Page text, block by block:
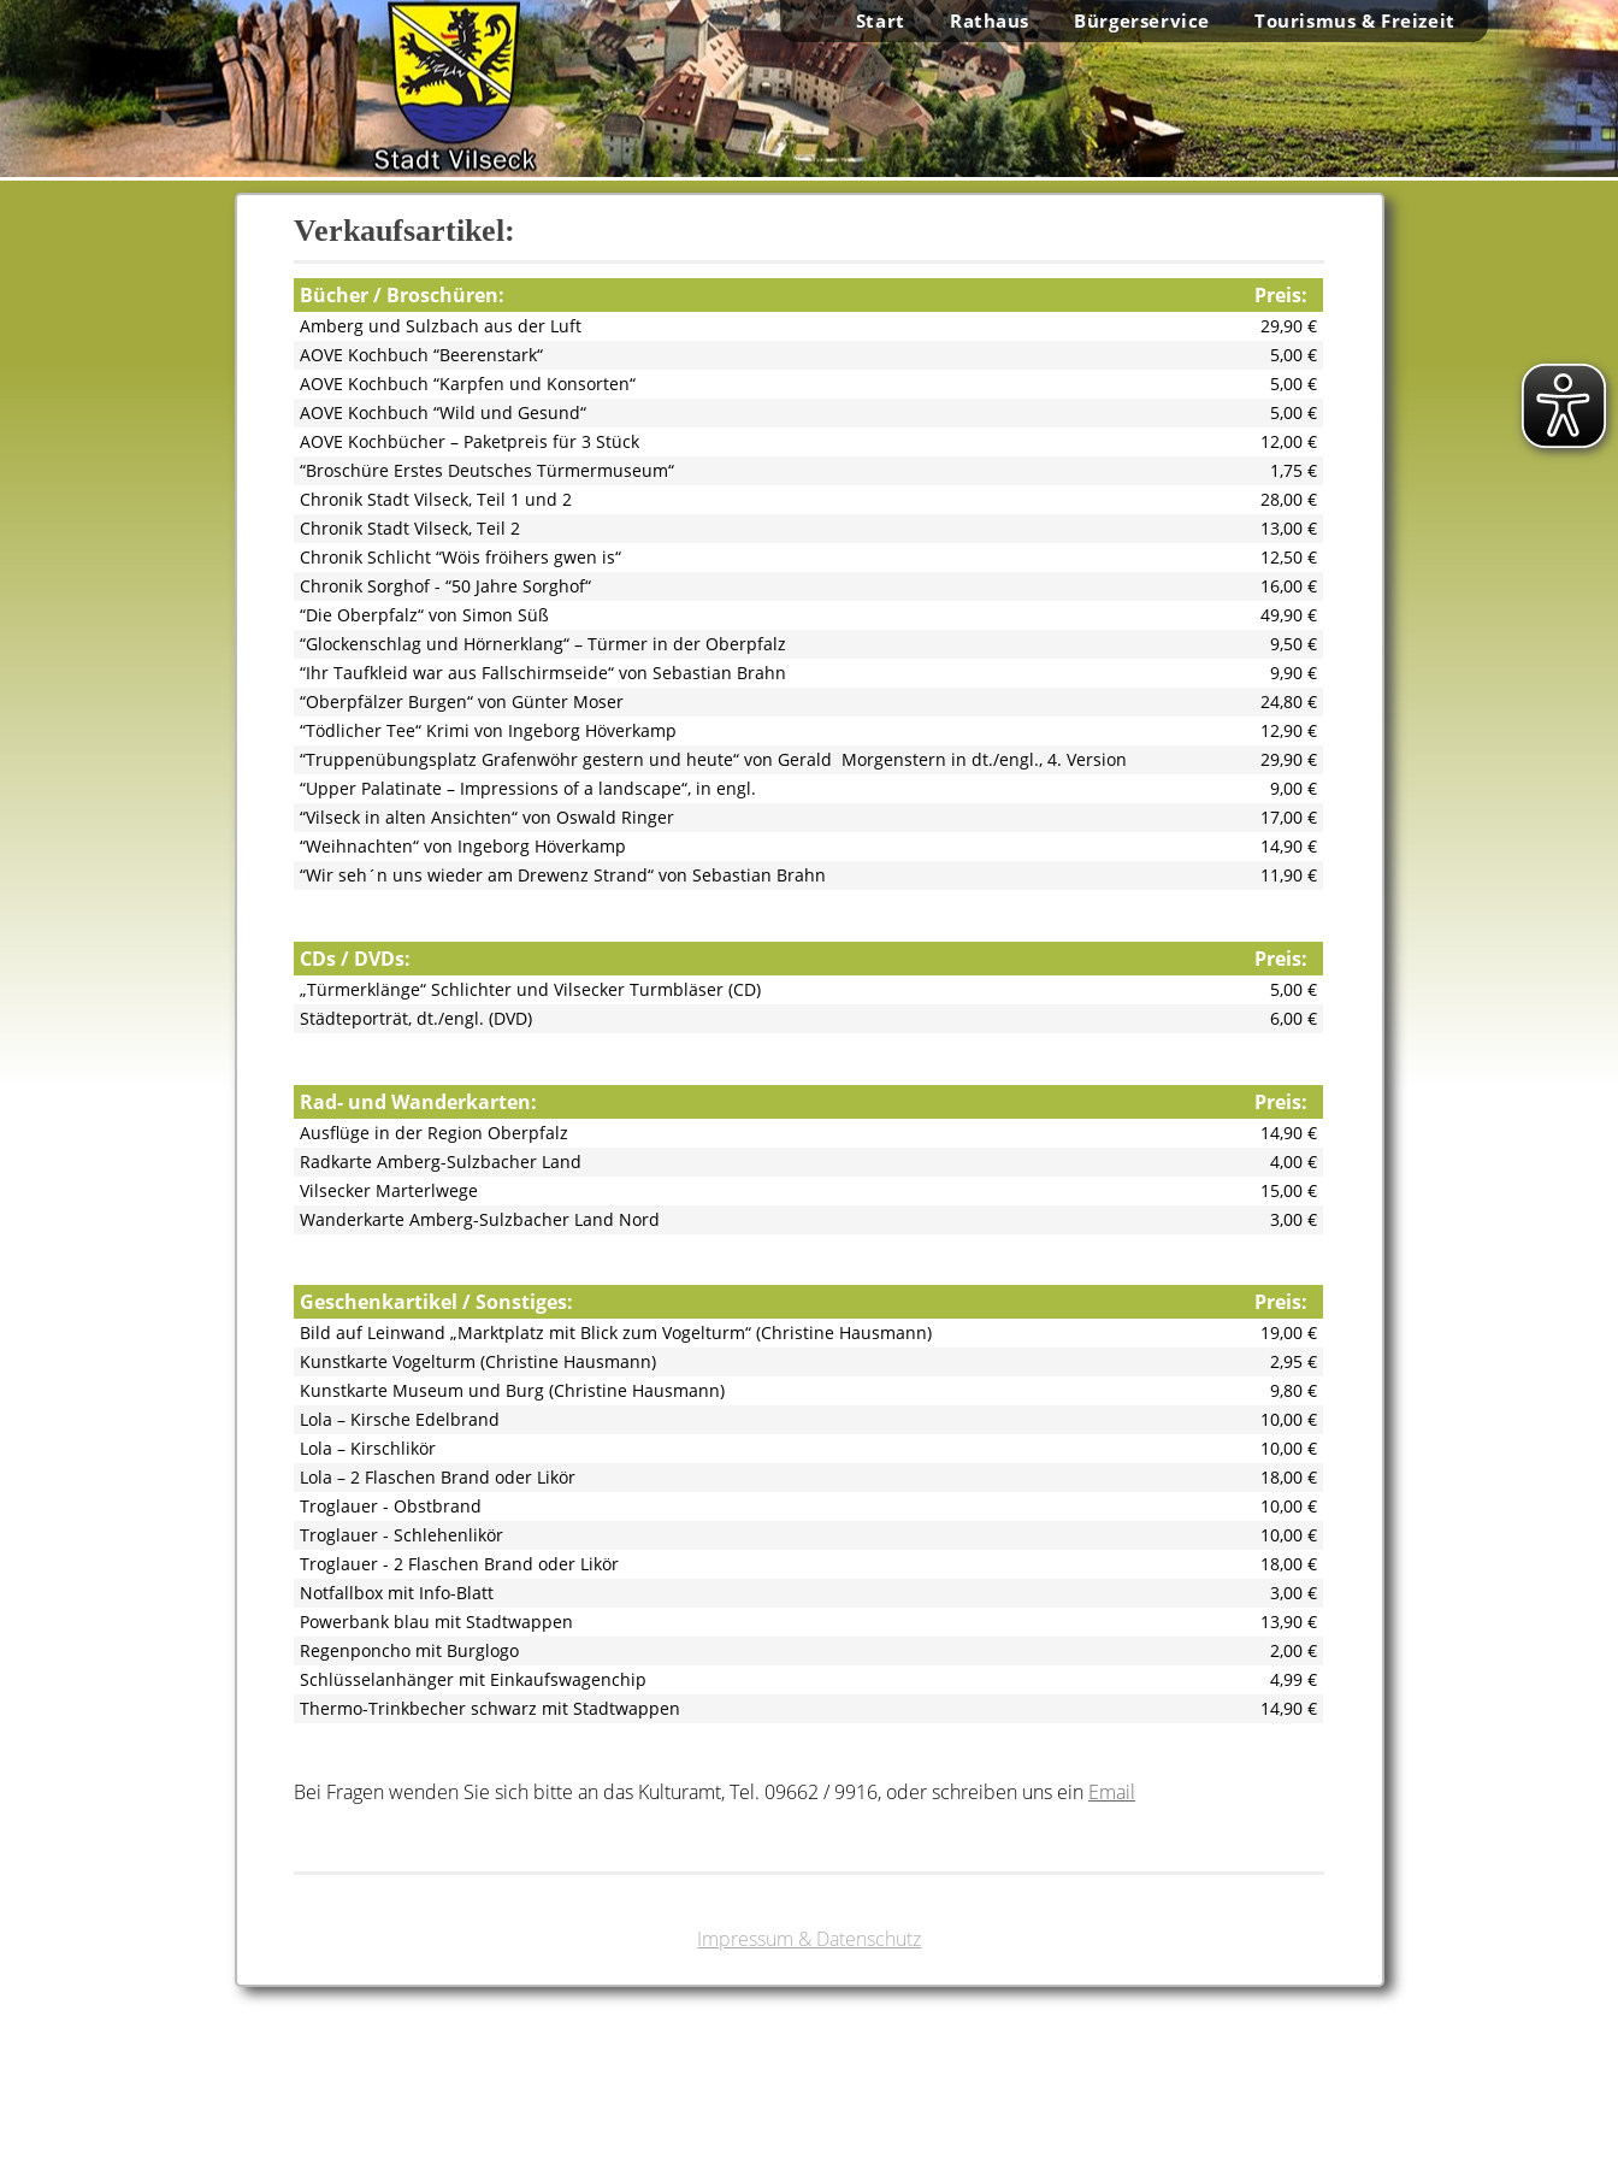
Start Rathaus Bürgerservice Tourismus & Freizeit
Verkaufsartikel:
Bücher / Broschüren: Preis:
Amberg und Sulzbach aus der Luft
29,90 €
AOVE Kochbuch “Beerenstark“
5,00 €
AOVE Kochbuch “Karpfen und Konsorten“
5,00 €
AOVE Kochbuch “Wild und Gesund“
5,00 €
AOVE Kochbücher – Paketpreis für 3 Stück
12,00 €
“Broschüre Erstes Deutsches Türmermuseum“
1,75 €
Chronik Stadt Vilseck, Teil 1 und 2
28,00 €
Chronik Stadt Vilseck, Teil 2
13,00 €
Chronik Schlicht “Wöis fröihers gwen is“
12,50 €
Chronik Sorghof - “50 Jahre Sorghof“
16,00 €
“Die Oberpfalz“ von Simon Süß
49,90 €
“Glockenschlag und Hörnerklang“ – Türmer in der Oberpfalz
9,50 €
“Ihr Taufkleid war aus Fallschirmseide“ von Sebastian Brahn
9,90 €
“Oberpfälzer Burgen“ von Günter Moser
24,80 €
“Tödlicher Tee“ Krimi von Ingeborg Höverkamp
12,90 €
“Truppenübungsplatz Grafenwöhr gestern und heute“ von Gerald Morgenstern in dt./engl., 4. Version
29,90 €
“Upper Palatinate – Impressions of a landscape“, in engl.
9,00 €
“Vilseck in alten Ansichten“ von Oswald Ringer
17,00 €
“Weihnachten“ von Ingeborg Höverkamp
14,90 €
“Wir seh´n uns wieder am Drewenz Strand“ von Sebastian Brahn
11,90 €
CDs / DVDs: Preis:
„Türmerklänge“ Schlichter und Vilsecker Turmbläser (CD)
5,00 €
Städteporträt, dt./engl. (DVD)
6,00 €
Rad- und Wanderkarten: Preis:
Ausflüge in der Region Oberpfalz
14,90 €
Radkarte Amberg-Sulzbacher Land
4,00 €
Vilsecker Marterlwege
15,00 €
Wanderkarte Amberg-Sulzbacher Land Nord
3,00 €
Geschenkartikel / Sonstiges: Preis:
Bild auf Leinwand „Marktplatz mit Blick zum Vogelturm“ (Christine Hausmann)
19,00 €
Kunstkarte Vogelturm (Christine Hausmann)
2,95 €
Kunstkarte Museum und Burg (Christine Hausmann)
9,80 €
Lola – Kirsche Edelbrand
10,00 €
Lola – Kirschlikör
10,00 €
Lola – 2 Flaschen Brand oder Likör
18,00 €
Troglauer - Obstbrand
10,00 €
Troglauer - Schlehenlikör
10,00 €
Troglauer - 2 Flaschen Brand oder Likör
18,00 €
Notfallbox mit Info-Blatt
3,00 €
Powerbank blau mit Stadtwappen
13,90 €
Regenponcho mit Burglogo
2,00 €
Schlüsselanhänger mit Einkaufswagenchip
4,99 €
Thermo-Trinkbecher schwarz mit Stadtwappen
14,90 €
Bei Fragen wenden Sie sich bitte an das Kulturamt, Tel. 09662 / 9916, oder schreiben uns ein Email
Impressum & Datenschutz